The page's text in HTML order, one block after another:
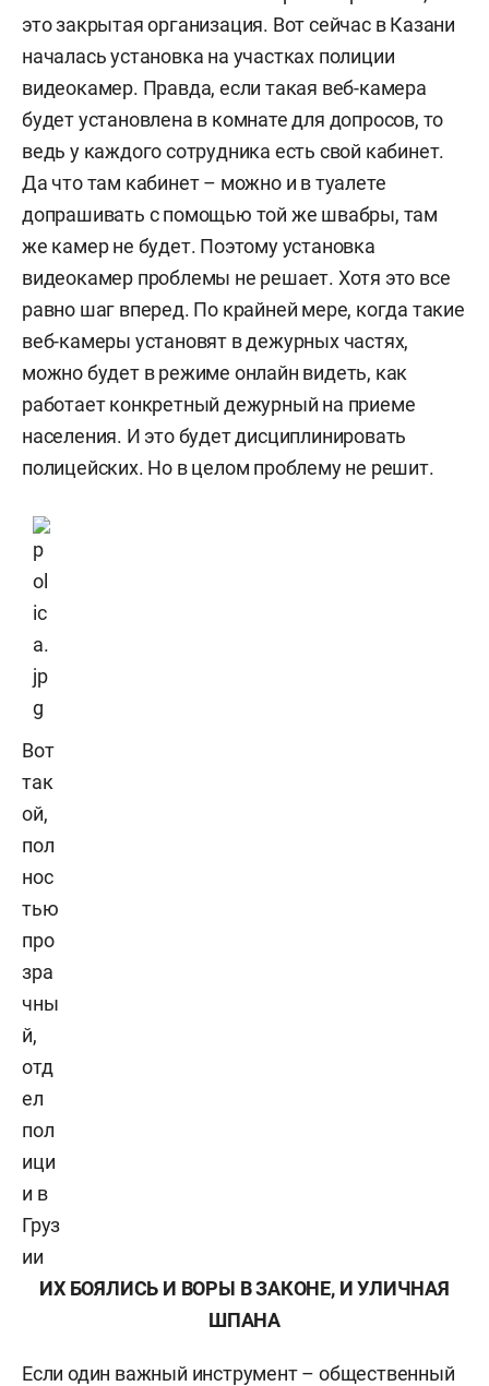
это закрытая организация. Вот сейчас в Казани
началась установка на участках полиции
видеокамер. Правда, если такая веб-камера
будет установлена в комнате для допросов, то
ведь у каждого сотрудника есть свой кабинет.
Да что там кабинет – можно и в туалете
допрашивать с помощью той же швабры, там
же камер не будет. Поэтому установка
видеокамер проблемы не решает. Хотя это все
равно шаг вперед. По крайней мере, когда такие
веб-камеры установят в дежурных частях,
можно будет в режиме онлайн видеть, как
работает конкретный дежурный на приеме
населения. И это будет дисциплинировать
полицейских. Но в целом проблему не решит.
Вот
так
ой,
пол
нос
тью
про
зра
чны
й,
отд
ел
пол
ици
и в
Груз
ии
ИХ БОЯЛИСЬ И ВОРЫ В ЗАКОНЕ, И УЛИЧНАЯ
ШПАНА
Если один важный инструмент – общественный